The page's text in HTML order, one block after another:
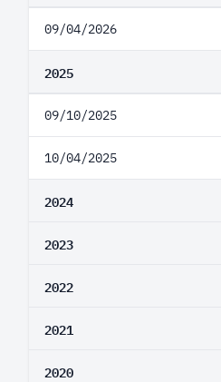
09/04/2026
2025
09/10/2025
10/04/2025
2024
2023
2022
2021
2020